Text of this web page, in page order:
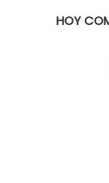
HOY